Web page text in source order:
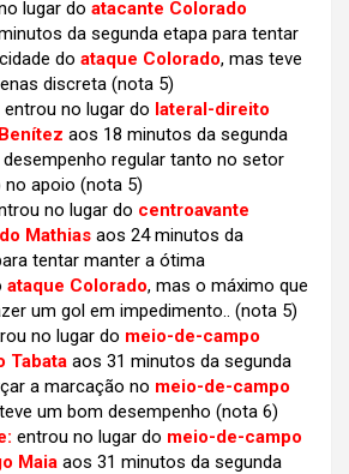
lugar do atacante Colorado
da segunda etapa para tentar
do ataque Colorado, mas teve
discreta (nota 5)
entrou no lugar do lateral-direito
aos 18 minutos da segunda
regular tanto no setor
apoio (nota 5)
no lugar do centroavante
Mathias aos 24 minutos da
tentar manter a ótima
ataque Colorado, mas o máximo que
um gol em impedimento.. (nota 5)
no lugar do meio-de-campo
Tabata aos 31 minutos da segunda
a marcação no meio-de-campo
um bom desempenho (nota 6)
entrou no lugar do meio-de-campo
Maia aos 31 minutos da segunda